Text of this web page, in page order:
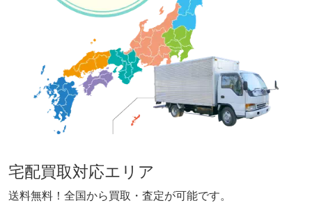
宅配買取対応エリア
送料無料！全国から買取・査定が可能です。